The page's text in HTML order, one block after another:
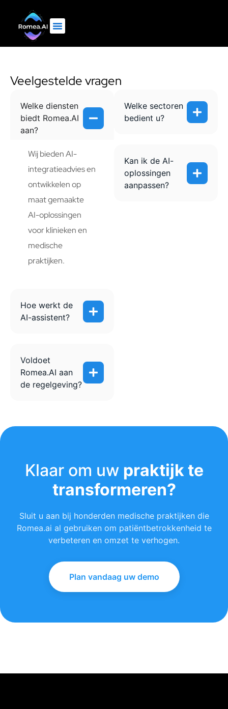
Veelgestelde vragen
Welke diensten
biedt Romea.AI
aan?
Wij bieden AI-
integratieadvies en
ontwikkelen op
maat gemaakte
AI-oplossingen
voor klinieken en
medische
praktijken.
Hoe werkt de
AI-assistent?
Voldoet
Romea.AI aan
de regelgeving?
Welke sectoren
bedient u?
Kan ik de AI-
oplossingen
aanpassen?
Klaar om uw praktijk te
transformeren?
Sluit u aan bij honderden medische praktijken die
Romea.ai al gebruiken om patiëntbetrokkenheid te
verbeteren en omzet te verhogen.
Plan vandaag uw demo